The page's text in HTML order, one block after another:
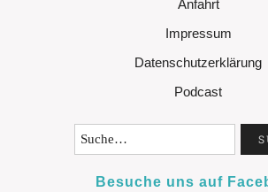
Anfahrt
Impressum
Datenschutzerklärung
Podcast
Besuche uns auf